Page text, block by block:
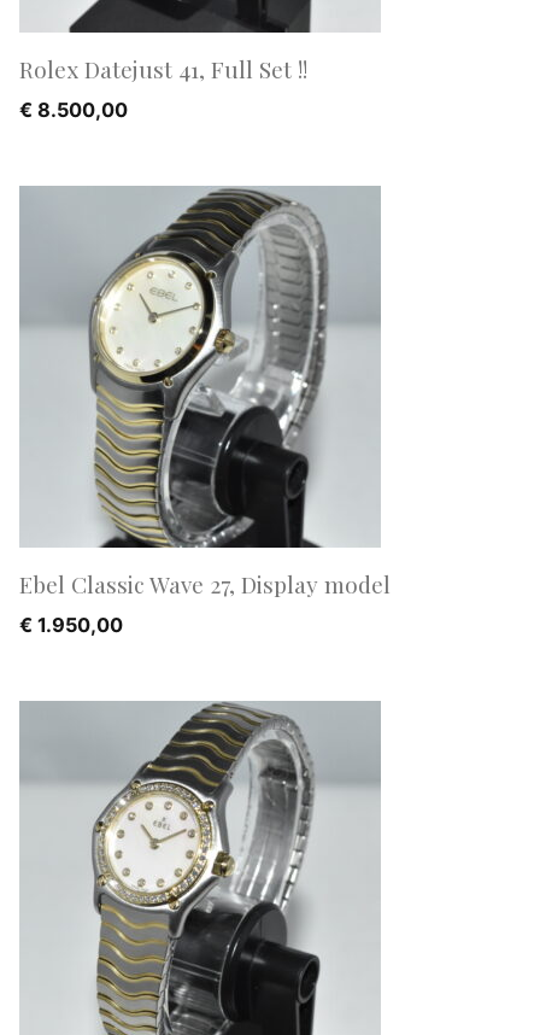
Rolex Datejust 41, Full Set !!
€ 8.500,00
Ebel Classic Wave 27, Display model
€ 1.950,00